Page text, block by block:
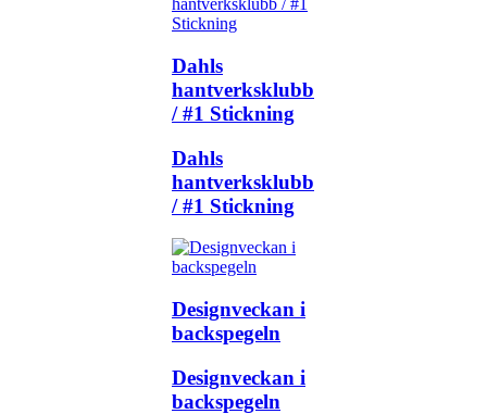
Dahls
hantverksklubb
/ #1 Stickning
Dahls
hantverksklubb
/ #1 Stickning
Designveckan i
backspegeln
Designveckan i
backspegeln